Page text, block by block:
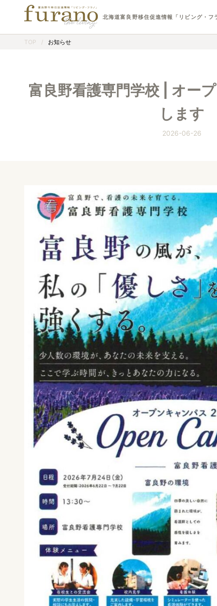
北海道富良野移住促進情報「リビング・フ
TOP / お知らせ
富良野看護専門学校 | オー
します
2026-06-26